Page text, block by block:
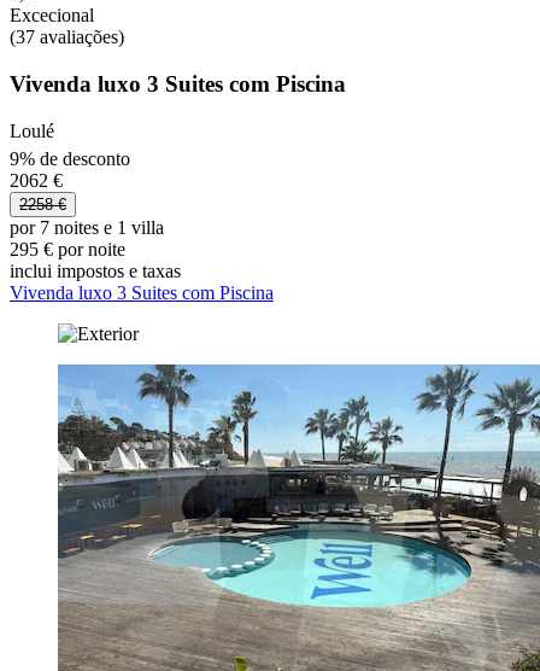
Excecional
(37 avaliações)
Vivenda luxo 3 Suites com Piscina
Loulé
9% de desconto
2062 €
2258 €
por 7 noites e 1 villa
295 € por noite
inclui impostos e taxas
Vivenda luxo 3 Suites com Piscina